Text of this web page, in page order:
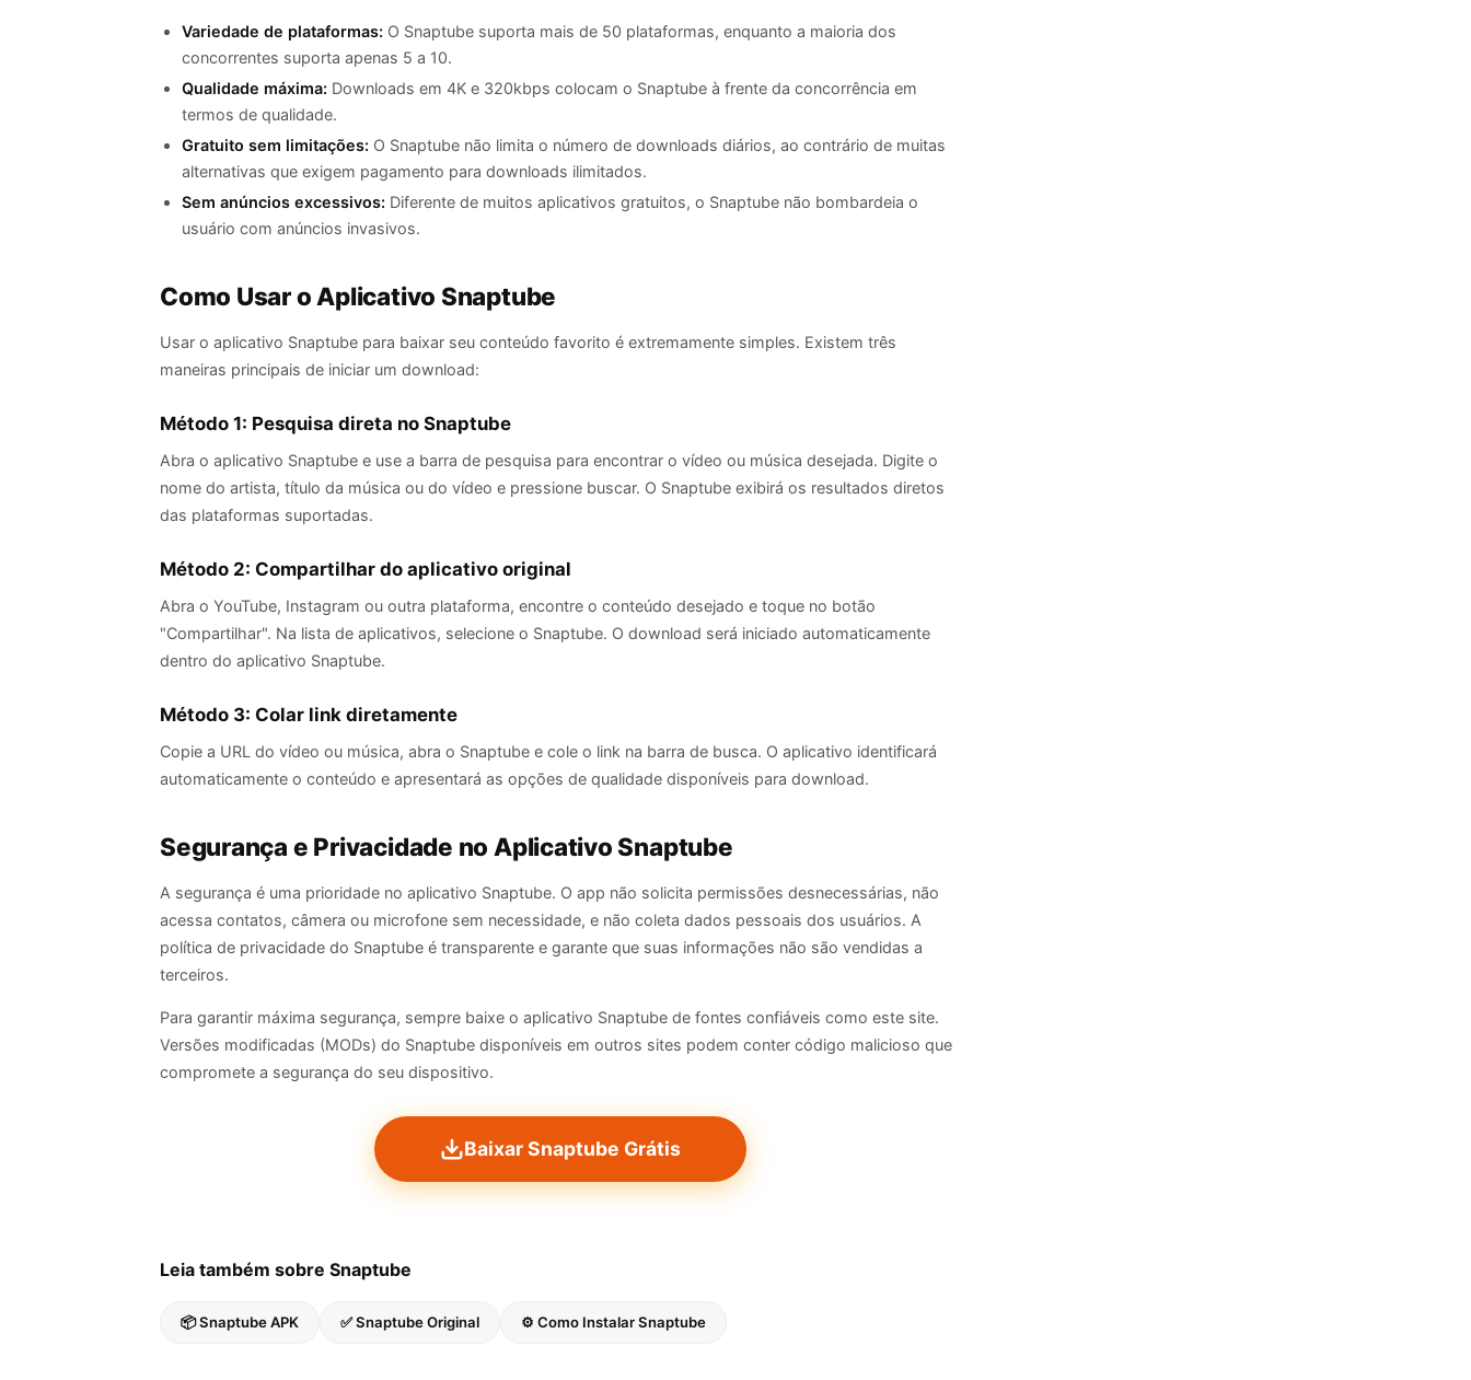
Variedade de plataformas: O Snaptube suporta mais de 50 plataformas, enquanto a maioria dos
concorrentes suporta apenas 5 a 10.
Qualidade máxima: Downloads em 4K e 320kbps colocam o Snaptube à frente da concorrência em
termos de qualidade.
Gratuito sem limitações: O Snaptube não limita o número de downloads diários, ao contrário de muitas
alternativas que exigem pagamento para downloads ilimitados.
Sem anúncios excessivos: Diferente de muitos aplicativos gratuitos, o Snaptube não bombardeia o
usuário com anúncios invasivos.
Como Usar o Aplicativo Snaptube
Usar o aplicativo Snaptube para baixar seu conteúdo favorito é extremamente simples. Existem três
maneiras principais de iniciar um download:
Método 1: Pesquisa direta no Snaptube
Abra o aplicativo Snaptube e use a barra de pesquisa para encontrar o vídeo ou música desejada. Digite o
nome do artista, título da música ou do vídeo e pressione buscar. O Snaptube exibirá os resultados diretos
das plataformas suportadas.
Método 2: Compartilhar do aplicativo original
Abra o YouTube, Instagram ou outra plataforma, encontre o conteúdo desejado e toque no botão
"Compartilhar". Na lista de aplicativos, selecione o Snaptube. O download será iniciado automaticamente
dentro do aplicativo Snaptube.
Método 3: Colar link diretamente
Copie a URL do vídeo ou música, abra o Snaptube e cole o link na barra de busca. O aplicativo identificará
automaticamente o conteúdo e apresentará as opções de qualidade disponíveis para download.
Segurança e Privacidade no Aplicativo Snaptube
A segurança é uma prioridade no aplicativo Snaptube. O app não solicita permissões desnecessárias, não
acessa contatos, câmera ou microfone sem necessidade, e não coleta dados pessoais dos usuários. A
política de privacidade do Snaptube é transparente e garante que suas informações não são vendidas a
terceiros.
Para garantir máxima segurança, sempre baixe o aplicativo Snaptube de fontes confiáveis como este site.
Versões modificadas (MODs) do Snaptube disponíveis em outros sites podem conter código malicioso que
compromete a segurança do seu dispositivo.
Baixar Snaptube Grátis
Leia também sobre Snaptube
📦 Snaptube APK ✅ Snaptube Original ⚙️ Como Instalar Snaptube